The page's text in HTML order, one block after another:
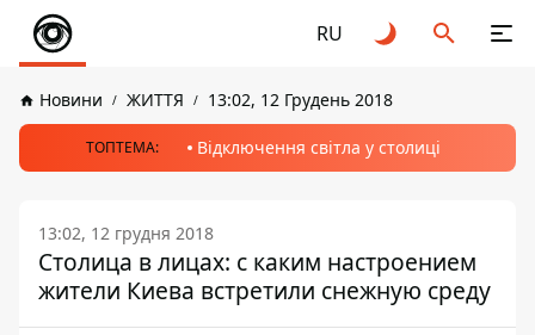
RU
Новини ЖИТТЯ 13:02, 12 Грудень 2018
ТОПТЕМА: Відключення світла у столиці
13:02, 12 грудня 2018
Столица в лицах: с каким настроением
жители Киева встретили снежную среду